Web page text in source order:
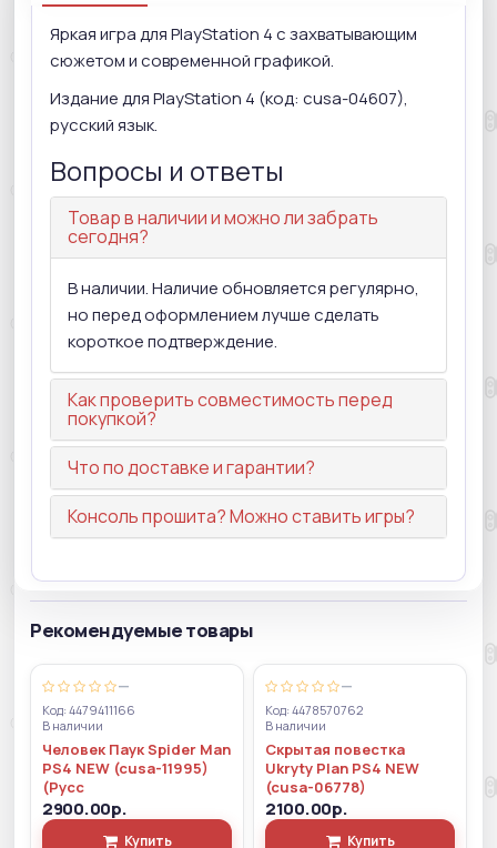
Яркая игра для PlayStation 4 с захватывающим
сюжетом и современной графикой.
Издание для PlayStation 4 (код: cusa-04607),
русский язык.
Вопросы и ответы
Товар в наличии и можно ли забрать
сегодня?
В наличии. Наличие обновляется регулярно,
но перед оформлением лучше сделать
короткое подтверждение.
Как проверить совместимость перед
покупкой?
Что по доставке и гарантии?
Консоль прошита? Можно ставить игры?
Рекомендуемые товары
—
Код: 4479411166
В наличии
Человек Паук Spider Man
PS4 NEW (cusa-11995)
(Русс
2900.00р.
Купить
—
Код: 4478570762
В наличии
Скрытая повестка
Ukryty Plan PS4 NEW
(cusa-06778)
2100.00р.
Купить